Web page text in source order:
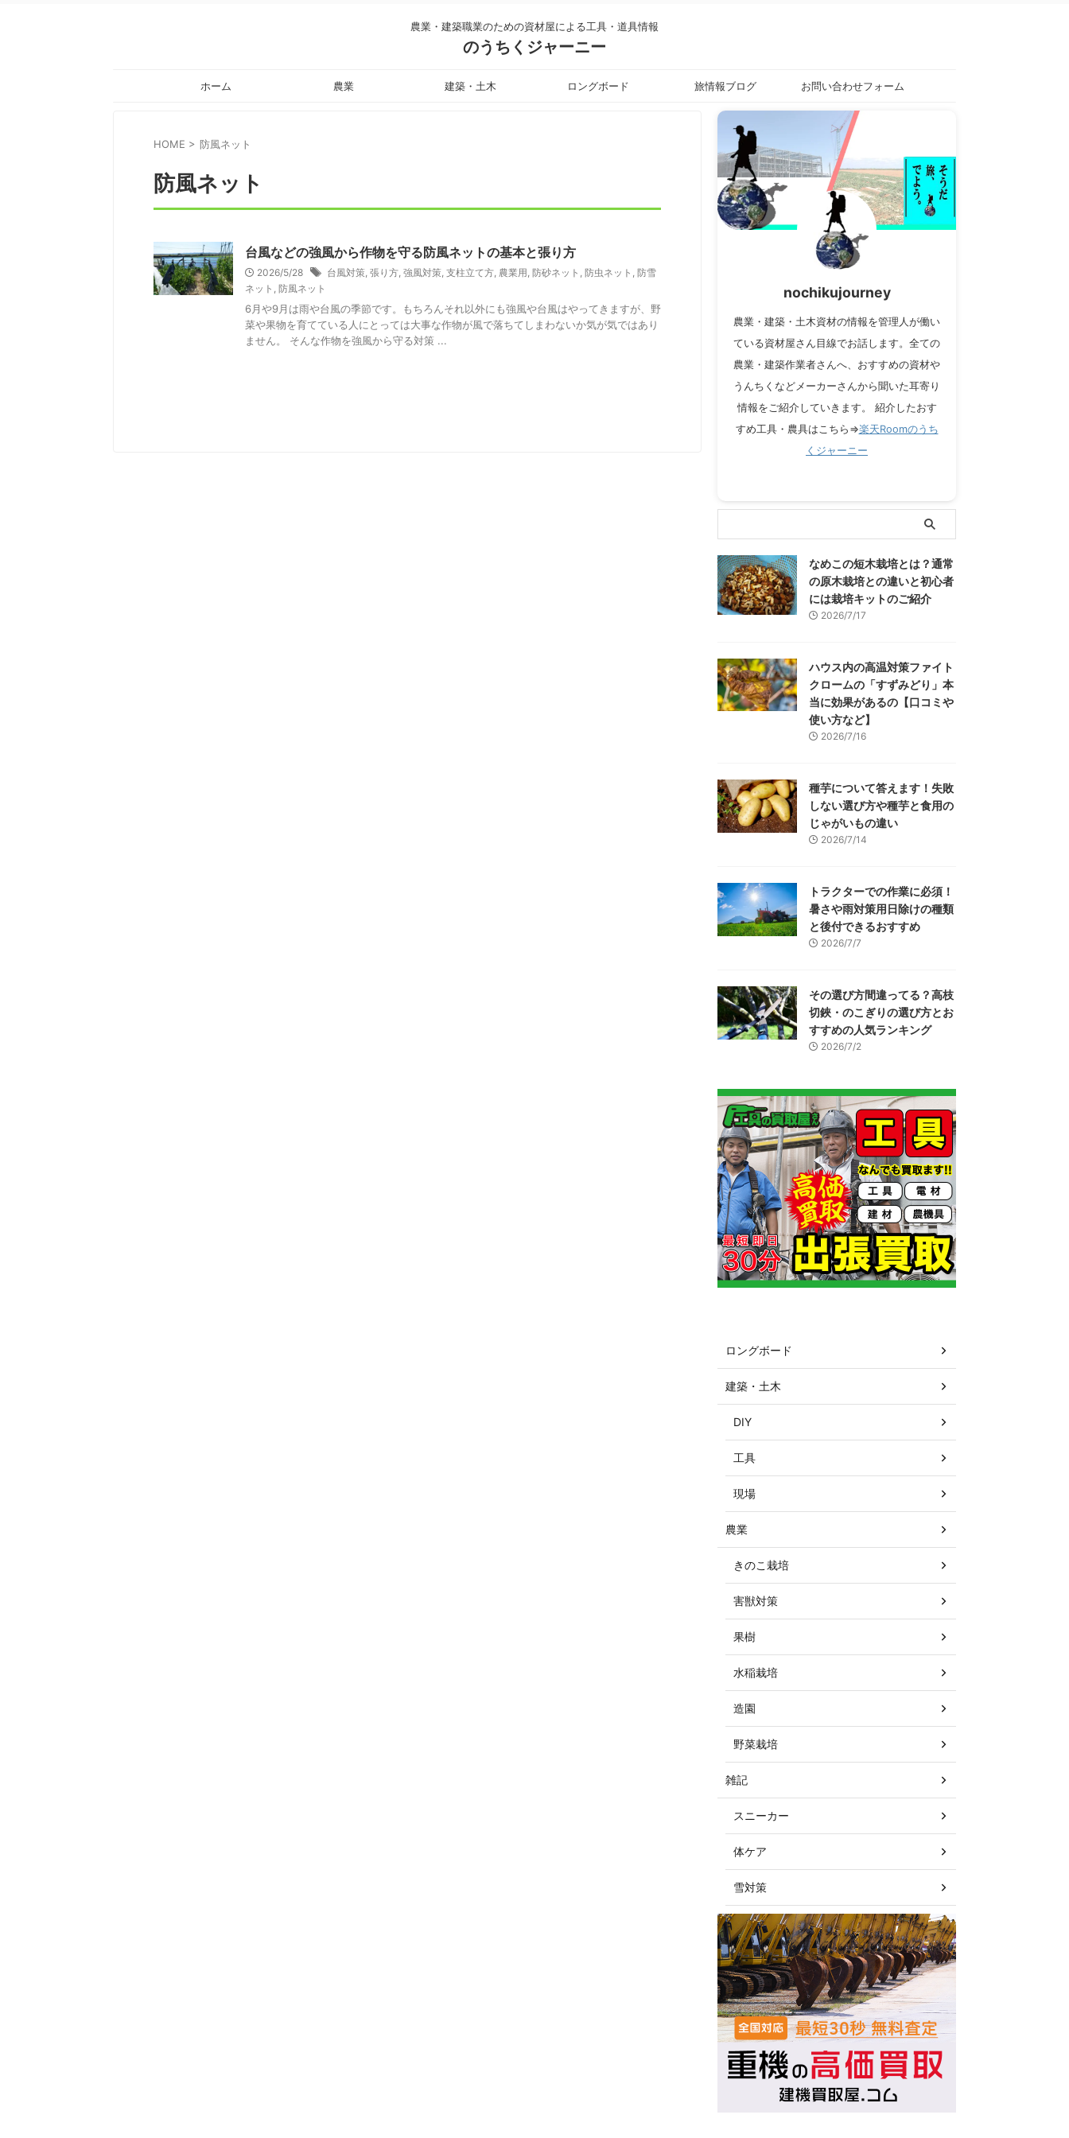
農業・建築職業のための資材屋による工具・道具情報
のうちくジャーニー
ホーム 農業 建築・土木 ロングボード 旅情報ブログ お問い合わせフォーム
HOME > 防風ネット
防風ネット
台風などの強風から作物を守る防風ネットの基本と張り方
2026/5/28 台風対策, 張り方, 強風対策, 支柱立て方, 農業用, 防砂ネット , 防虫ネット , 防雪
ネット , 防風ネット
6月や9月は雨や台風の季節です。もちろんそれ以外にも強風や台風はやってきますが、野
菜や果物を育てている人にとっては大事な作物が風で落ちてしまわないか気が気ではあり
ません。 そんな作物を強風から守る対策 ...
nochikujourney
農業・建築・土木資材の情報を管理人が働い
ている資材屋さん目線でお話します。全ての
農業・建築作業者さんへ、おすすめの資材や
うんちくなどメーカーさんから聞いた耳寄り
情報をご紹介していきます。 紹介したおす
すめ工具・農具はこちら⇒楽天Roomのうち
くジャーニー
なめこの短木栽培とは？通常
の原木栽培との違いと初心者
には栽培キットのご紹介
2026/7/17
ハウス内の高温対策ファイト
クロームの「すずみどり」本
当に効果があるの【口コミや
使い方など】
2026/7/16
種芋について答えます！失敗
しない選び方や種芋と食用の
じゃがいもの違い
2026/7/14
トラクターでの作業に必須！
暑さや雨対策用日除けの種類
と後付できるおすすめ
2026/7/7
その選び方間違ってる？高枝
切鋏・のこぎりの選び方とお
すすめの人気ランキング
2026/7/2
ロングボード
建築・土木
DIY
工具
現場
農業
きのこ栽培
害獣対策
果樹
水稲栽培
造園
野菜栽培
雑記
スニーカー
体ケア
雪対策